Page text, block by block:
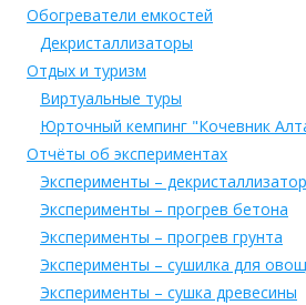
Обогреватели емкостей
Декристаллизаторы
Отдых и туризм
Виртуальные туры
Юрточный кемпинг "Кочевник
Отчёты об экспериментах
Эксперименты –
Эксперименты – прогрев бетона
Эксперименты – прогрев грунта
Эксперименты – сушилка для
Эксперименты – сушка древесины